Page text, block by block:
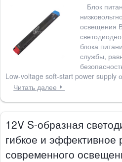
Блок
освещения
блока
службы,
Low-voltage soft-start power supply
Читать далее
12V S-образная
гибкое и
современного